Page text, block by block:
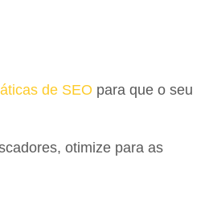
de SEO para que o seu
otimize para as